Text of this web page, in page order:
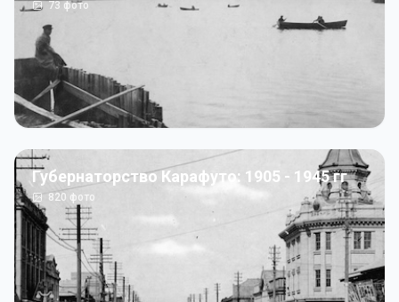
73фото
Губернаторство Карафуто: 1905 - 1945 гг
820 фото